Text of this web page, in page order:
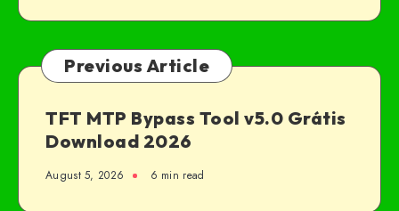
Previous Article
TFT MTP Bypass Tool v5.0 Grátis
Download 2026
August 5, 2026 6 min read